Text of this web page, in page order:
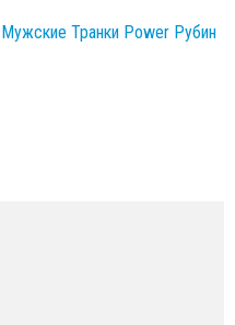
Мужские Транки Power Рубин